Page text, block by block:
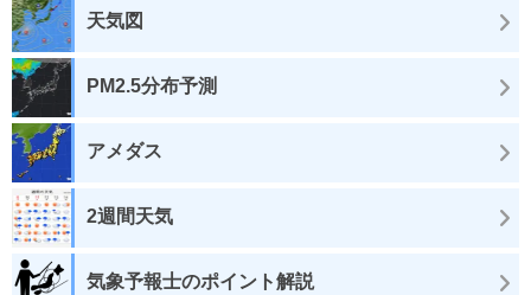
天気図
PM2.5分布予測
アメダス
2週間天気
気象予報士のポイント解説